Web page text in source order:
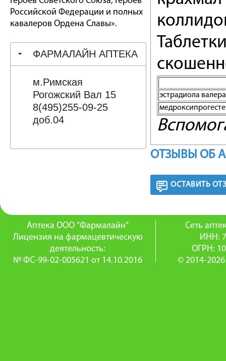
Российской Федерации и полных
кавалеров Ордена Славы».
ФАРМАЛАЙН АПТЕКА
м.Римская
Рогожский Вал 15
8(495)255-09-25
доб.04
эстрадиола
крахмал
21 шт. -
пачки
ОТЗЫВЫ ОБ
ОСТАВИТЬ
Аптека ООО "Фармалайн"
Лицензия на фармацевтическую
деятельность:
№ ФС-99-02-005621 от 14.10.2016
Сеть
ИНН:
ОГРН:
© 2014-